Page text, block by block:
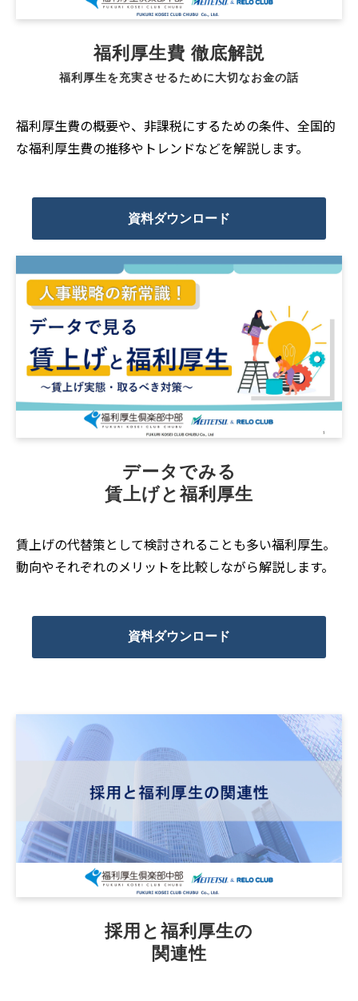
福利厚生費 徹底解説
福利厚生を充実させるために大切なお金の話
福利厚生費の概要や、非課税にするための条件、全国的
な福利厚生費の推移やトレンドなどを解説します。
資料ダウンロード
データでみる
賃上げと福利厚生
賃上げの代替策として検討されることも多い福利厚生。
動向やそれぞれのメリットを比較しながら解説します。
資料ダウンロード
採用と福利厚生の
関連性